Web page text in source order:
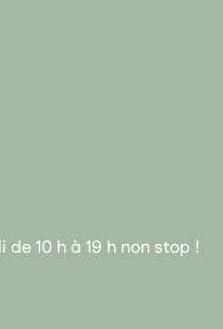
10 h à 19 h non stop !